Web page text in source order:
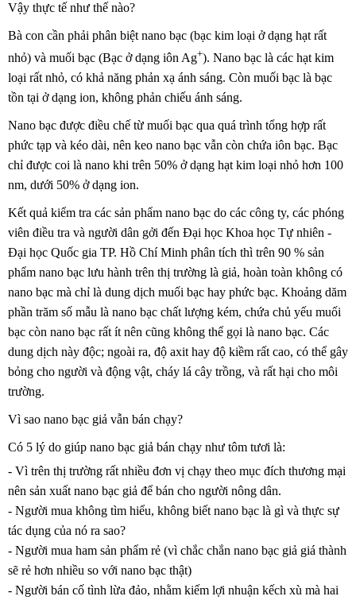
Vậy thực tế như thế nào?
Bà con cần phải phân biệt nano bạc (bạc kim loại ở dạng hạt rất
nhỏ) và muối bạc (Bạc ở dạng iôn Ag+). Nano bạc là các hạt kim
loại rất nhỏ, có khả năng phản xạ ánh sáng. Còn muối bạc là bạc
tồn tại ở dạng ion, không phản chiếu ánh sáng.
Nano bạc được điều chế từ muối bạc qua quá trình tổng hợp rất
phức tạp và kéo dài, nên keo nano bạc vẫn còn chứa iôn bạc. Bạc
chỉ được coi là nano khi trên 50% ở dạng hạt kim loại nhỏ hơn 100
nm, dưới 50% ở dạng ion.
Kết quả kiểm tra các sản phẩm nano bạc do các công ty, các phóng
viên điều tra và người dân gởi đến Đại học Khoa học Tự nhiên -
Đại học Quốc gia TP. Hồ Chí Minh phân tích thì trên 90 % sản
phẩm nano bạc lưu hành trên thị trường là giả, hoàn toàn không có
nano bạc mà chỉ là dung dịch muối bạc hay phức bạc. Khoảng dăm
phần trăm số mẫu là nano bạc chất lượng kém, chứa chủ yếu muối
bạc còn nano bạc rất ít nên cũng không thể gọi là nano bạc. Các
dung dịch này độc; ngoài ra, độ axit hay độ kiềm rất cao, có thể gây
bỏng cho người và động vật, cháy lá cây trồng, và rất hại cho môi
trường.
Vì sao nano bạc giả vẫn bán chạy?
Có 5 lý do giúp nano bạc giả bán chạy như tôm tươi là:
- Vì trên thị trường rất nhiều đơn vị chạy theo mục đích thương mại
nên sản xuất nano bạc giả để bán cho người nông dân.
- Người mua không tìm hiểu, không biết nano bạc là gì và thực sự
tác dụng của nó ra sao?
- Người mua ham sản phẩm rẻ (vì chắc chắn nano bạc giả giá thành
sẽ rẻ hơn nhiều so với nano bạc thật)
- Người bán cố tình lừa đảo, nhằm kiếm lợi nhuận kếch xù mà hai